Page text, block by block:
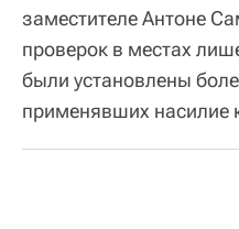
заместителе Антоне
проверок в местах
были установлены
применявших насилие